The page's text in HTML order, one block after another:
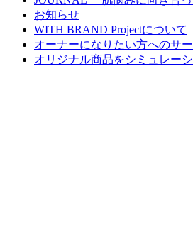
お知らせ
WITH BRAND Projectについて
オーナーになりたい方へのサ
オリジナル商品をシミュレー